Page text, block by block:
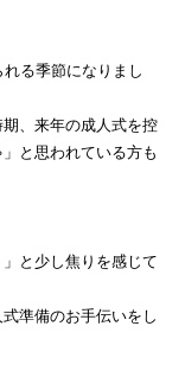
る季節になりまし
、来年の成人式を控
と思われている方も
と少し焦りを感じて
準備のお手伝いをし